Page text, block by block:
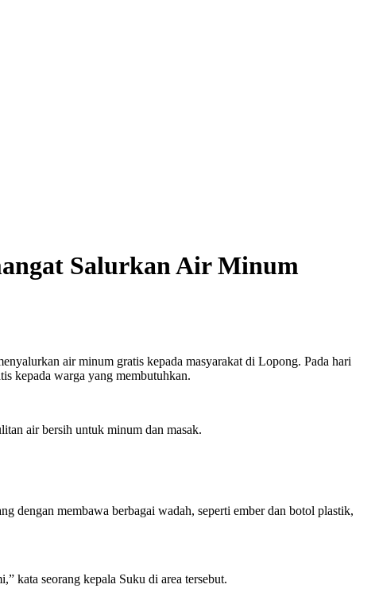
Salurkan Air Minum
air minum gratis kepada masyarakat di Lopong. Pada hari
kepada warga yang membutuhkan.
air bersih untuk minum dan masak.
dengan membawa berbagai wadah, seperti ember dan botol plastik,
kata seorang kepala Suku di area tersebut.